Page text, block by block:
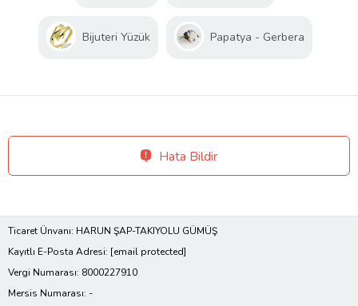
Bijuteri Yüzük Papatya - Gerbera
Hata Bildir
Ticaret Ünvanı: HARUN ŞAP-TAKIYOLU GÜMÜŞ
Kayıtlı E-Posta Adresi: [email protected]
Vergi Numarası: 8000227910
Mersis Numarası: -